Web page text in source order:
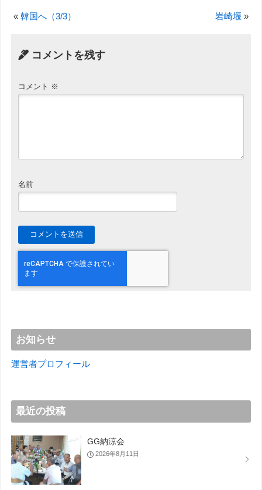
« 韓国へ（3/3） 岩崎堰 »
コメントを残す
コメント ※
名前
お知らせ
運営者プロフィール
最近の投稿
GG納涼会
2026年8月11日